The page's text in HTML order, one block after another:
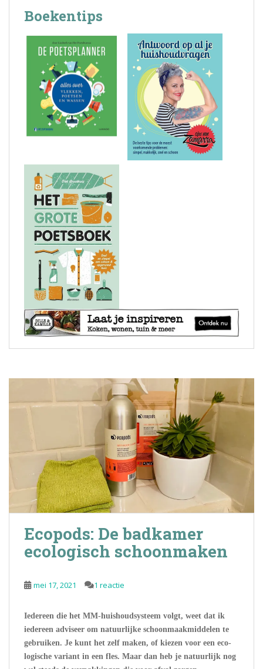
Boekentips
Ecopods: De badkamer
ecologisch schoonmaken
mei 17, 2021 1 reactie
Iedereen die het MM-huishoudsysteem volgt, weet dat ik
iedereen adviseer om natuurlijke schoonmaakmiddelen te
gebruiken. Je kunt het zelf maken, of kiezen voor een eco-
logische variant in een fles. Maar dan heb je natuurlijk nog